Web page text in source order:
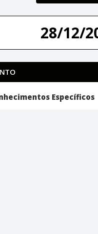
28/12/
Específicos